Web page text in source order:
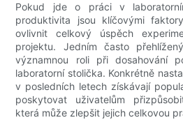
Pokud jde o práci v
produktivita jsou klíčovými
ovlivnit celkový úspěch
projektu. Jedním často
významnou roli při dosahování
laboratorní stolička. Konkrétně
v posledních letech získávají
poskytovat uživatelům
která může zlepšit jejich celkovou